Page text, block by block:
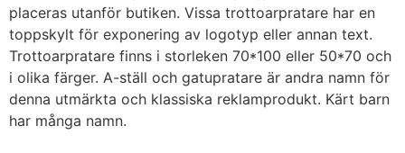
placeras utanför butiken. Vissa trottoarpratare har en
toppskylt för exponering av logotyp eller annan text.
Trottoarpratare finns i storleken 70*100 eller 50*70 och
i olika färger. A-ställ och gatupratare är andra namn för
denna utmärkta och klassiska reklamprodukt. Kärt barn
har många namn.